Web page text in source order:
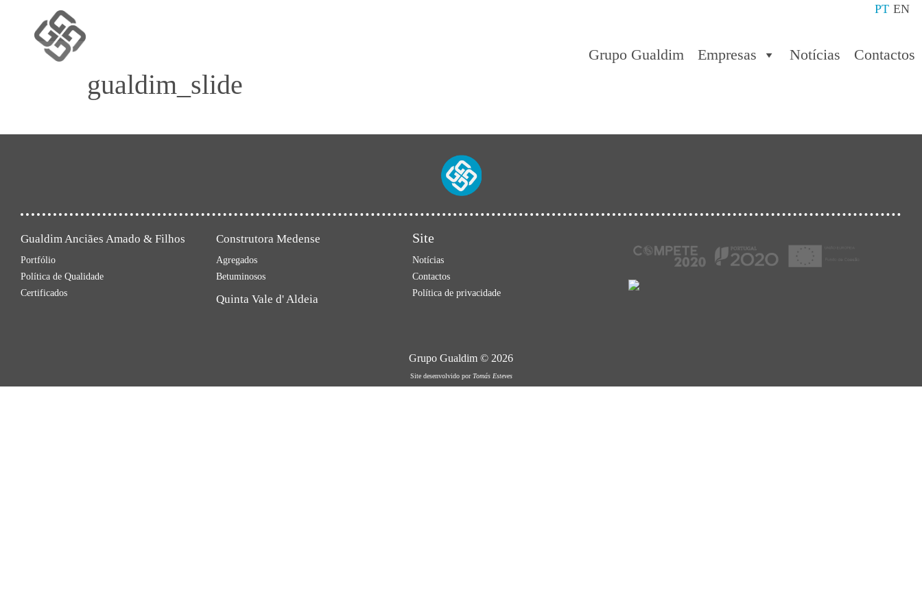
PT EN
Grupo Gualdim Empresas Notícias Contactos
gualdim_slide
Gualdim Anciães Amado & Filhos
Portfólio
Política de Qualidade
Certificados
Construtora Medense
Agregados
Betuminosos
Quinta Vale d' Aldeia
Site
Notícias
Contactos
Política de privacidade
Grupo Gualdim © 2026
Site desenvolvido porTomás Esteves